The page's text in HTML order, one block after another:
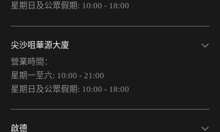
星期日及公眾假期: 10:00 - 18:00
尖沙咀華源大廈
營業時間：
星期一至六: 10:00 - 21:00
星期日及公眾假期: 10:00 - 18:00
啟德